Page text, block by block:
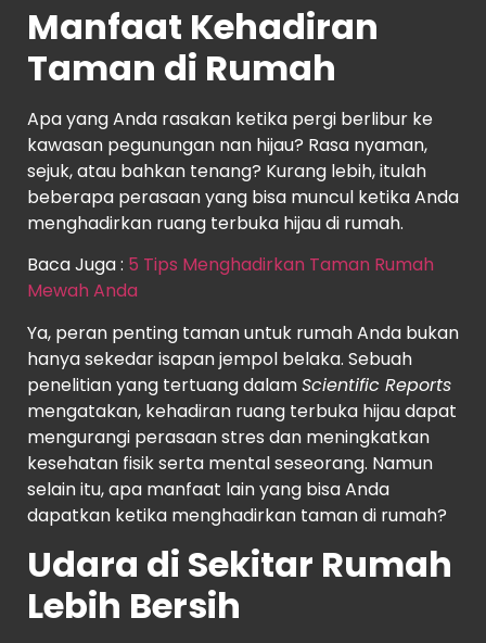
Manfaat Kehadiran
Taman di Rumah
Apa yang Anda rasakan ketika pergi berlibur ke
kawasan pegunungan nan hijau? Rasa nyaman,
sejuk, atau bahkan tenang? Kurang lebih, itulah
beberapa perasaan yang bisa muncul ketika Anda
menghadirkan ruang terbuka hijau di rumah.
Baca Juga : 5 Tips Menghadirkan Taman Rumah
Mewah Anda
Ya, peran penting taman untuk rumah Anda bukan
hanya sekedar isapan jempol belaka. Sebuah
penelitian yang tertuang dalamScientific Reports
mengatakan, kehadiran ruang terbuka hijau dapat
mengurangi perasaan stres dan meningkatkan
kesehatan fisik serta mental seseorang. Namun
selain itu, apa manfaat lain yang bisa Anda
dapatkan ketika menghadirkan taman di rumah?
Udara di Sekitar Rumah
Lebih Bersih